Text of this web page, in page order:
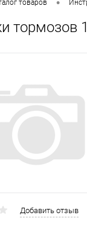
товаров •
тормозов
Добавить отзыв